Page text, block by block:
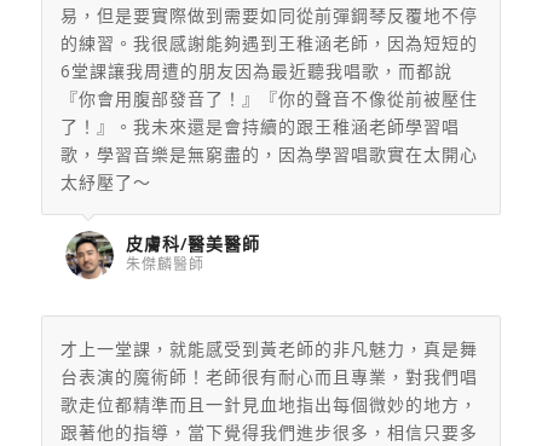
易，但是要實際做到需要如同從前彈鋼琴反覆地不停
的練習。我很感謝能夠遇到王稚涵老師，因為短短的
6堂課讓我周遭的朋友因為最近聽我唱歌，而都說
『你會用腹部發音了！』『你的聲音不像從前被壓住
了！』。我未來還是會持續的跟王稚涵老師學習唱
歌，學習音樂是無窮盡的，因為學習唱歌實在太開心
太紓壓了～
皮膚科/醫美醫師
朱傑麟醫師
才上一堂課，就能感受到黃老師的非凡魅力， 真是舞
台表演的魔術師！老師很有耐心而且專業， 對我們唱
歌走位都精準而且一針見血地指出每個微妙的地方，
跟著他的指導，當下覺得我們進步很多，相信只要多